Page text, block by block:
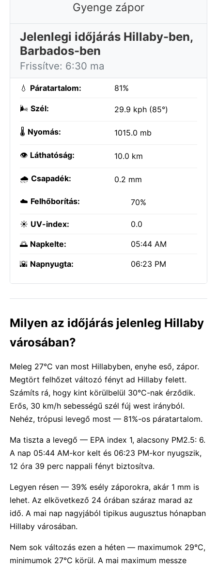
Gyenge zápor
Jelenlegi időjárás Hillaby-ben,
Barbados-ben
Frissítve: 6:30 ma
💧 Páratartalom: 81%
🌬️ Szél: 29.9 kph (85°)
🌡️ Nyomás: 1015.0 mb
👁️ Láthatóság: 10.0 km
🌧️ Csapadék: 0.2 mm
☁️ Felhőborítás: 70%
☀️ UV-index: 0.0
🌅 Napkelte: 05:44 AM
🌇 Napnyugta: 06:23 PM
Milyen az időjárás jelenleg Hillaby
városában?
Meleg 27°C van most Hillabyben, enyhe eső, zápor.
Megtört felhőzet változó fényt ad Hillaby felett.
Számíts rá, hogy kint körülbelül 30°C-nak érződik.
Erős, 30 km/h sebességű szél fúj west irányból.
Nehéz, trópusi levegő most — 81%-os páratartalom.
Ma tiszta a levegő — EPA index 1, alacsony PM2.5: 6.
A nap 05:44 AM-kor kelt és 06:23 PM-kor nyugszik,
12 óra 39 perc nappali fényt biztosítva.
Legyen résen — 39% esély záporokra, akár 1 mm is
lehet. Az elkövetkező 24 órában száraz marad az
idő. A mai nap nagyjából tipikus augusztus hónapban
Hillaby városában.
Nem sok változás ezen a héten — maximumok 29°C,
minimumok 27°C körül. A mai maximum messze